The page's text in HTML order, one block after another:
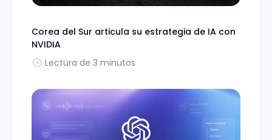
Corea del Sur articula su estrategia de IA con
NVIDIA
Lectura de 3 minutos